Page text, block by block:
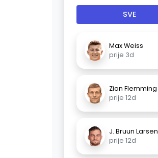
SVE
Max Weiss
prije 3d
Zian Flemming
prije 12d
J. Bruun Larsen
prije 12d